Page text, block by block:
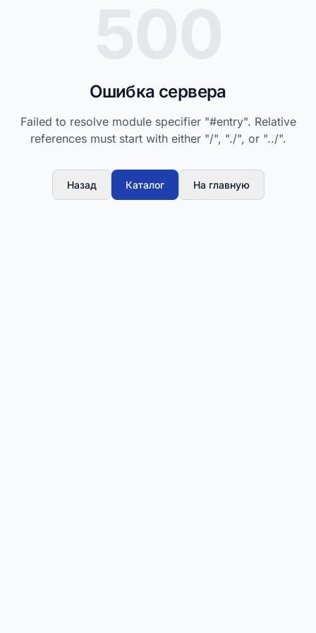
Ошибка сервера
Failed to resolve module specifier "#entry". Relative
references must start with either "/", "./", or "../".
Назад Каталог На главную